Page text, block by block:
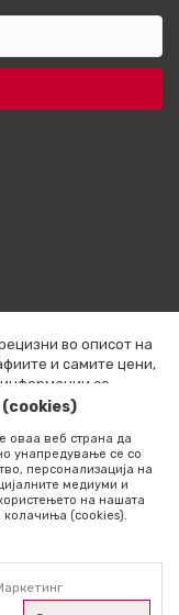
во описот на
и самите цени,
се
на сајтот се
можете да ја
. Сите права
(cookies)
оваа веб страна да
унапредување се со
персонализација на
медиуми и
на нашата
колачиња (cookies).